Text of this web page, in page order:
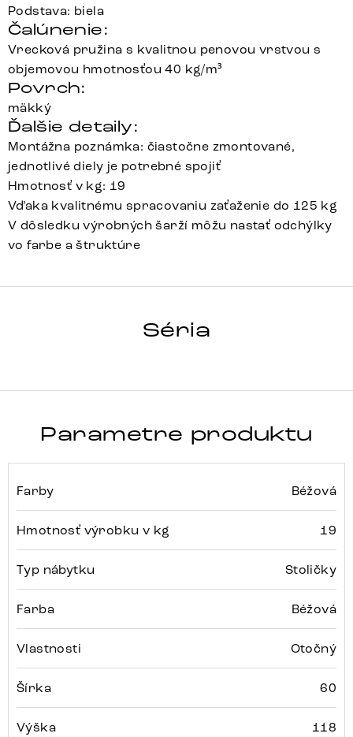
Podstava: biela
Čalúnenie:
Vrecková pružina s kvalitnou penovou vrstvou s
objemovou hmotnosťou 40 kg/m³
Povrch:
mäkký
Ďalšie detaily:
Montážna poznámka: čiastočne zmontované,
jednotlivé diely je potrebné spojiť
Hmotnosť v kg: 19
Vďaka kvalitnému spracovaniu zaťaženie do 125 kg
V dôsledku výrobných šarží môžu nastať odchýlky
vo farbe a štruktúre
Séria
YAGO-FLEX
Parametre produktu
Farby Béžová
Hmotnosť výrobku v kg 19
Typ nábytku Stoličky
Farba Béžová
Vlastnosti Otočný
Šírka 60
Výška 118